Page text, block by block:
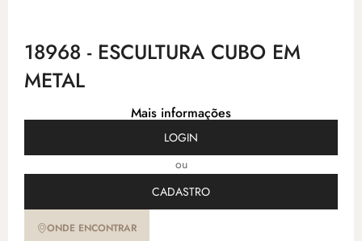
18968 - ESCULTURA CUBO EM
METAL
Mais informações
LOGIN
ou
CADASTRO
ONDE ENCONTRAR